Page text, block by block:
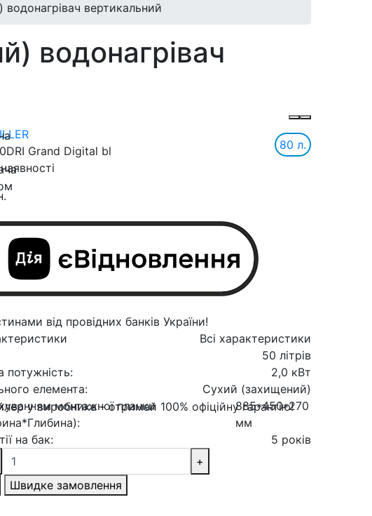
вертикальний
водонагрівач
80 л.
Grand Digital bl
Всі характеристики
50 літрів
потужність:
2,0 кВт
елемента:
Сухий (захищений)
монтажної планки
885*450*270
мм
на бак:
5 років
+
Швидке замовлення